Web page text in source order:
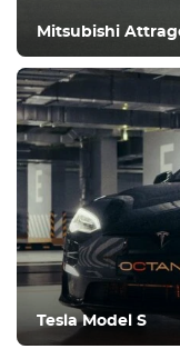
Mitsubishi
Tesla Model S